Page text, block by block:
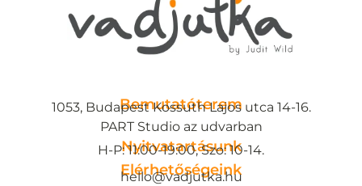
Bemutatóterem
1053, Budapest Kossuth Lajos utca 14-16.
PART Studio az udvarban
Nyitvatartásunk
H-P: 11:00-19:00, Szo: 10-14.
Elérhetőségeink
hello@vadjutka.hu